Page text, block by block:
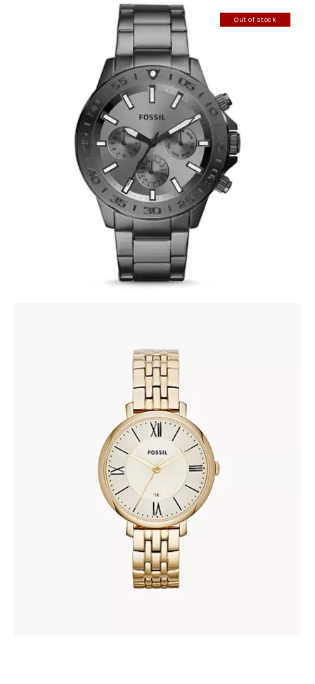
Out of stock
FOSSIL BQ2491
390.00 KM
FOSSIL ES3434
.00